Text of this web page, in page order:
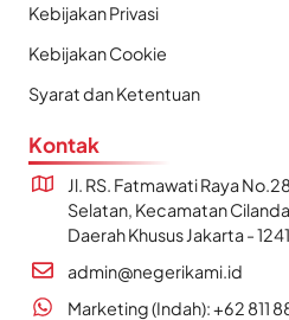
Kebijakan Privasi
Kebijakan Cookie
Syarat dan Ketentuan
Kontak
Jl. RS. Fatmawati Raya
Selatan, Kecamatan
Daerah Khusus Jakarta -
admin@negerikami.id
Marketing (Indah): +62 811